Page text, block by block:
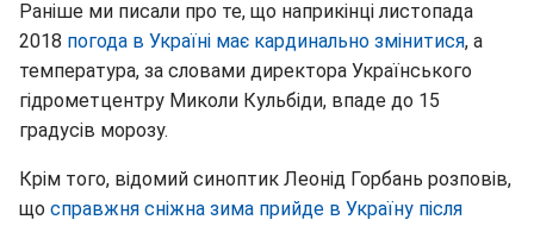
Раніше ми писали про те, що наприкінці листопада
2018 погода в Україні має кардинально змінитися, а
температура, за словами директора Українського
гідрометцентру Миколи Кульбіди, впаде до 15
градусів морозу.
Крім того, відомий синоптик Леонід Горбань розповів,
що справжня сніжна зима прийде в Україну після